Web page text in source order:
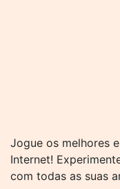
Jogue os melhores
Internet!
com todas as suas